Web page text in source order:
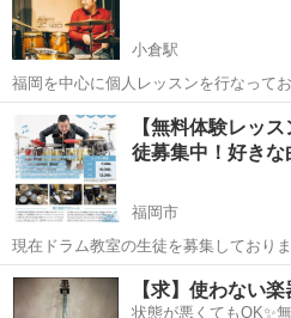
小倉駅
福岡を中心に個人レッスンを行なって
スタジオを借りてしています。現役プ
ン致します。初心者から経験者まで対応可能です！
など)でのレッスンの場合は別途...
福岡市 小倉駅
【無料体験レッ
徒募集中！好き
福岡市
現在ドラム教室の生徒を募集しており
しつつ、何度ものキューバへ音楽修行
ドラムを生かし音楽の楽しさを一緒に
福岡 福岡市 ドラム スネア
【求】使わない
状態が悪くてもOK✨